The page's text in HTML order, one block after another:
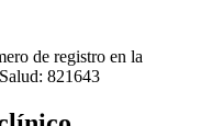
de registro en la
821643